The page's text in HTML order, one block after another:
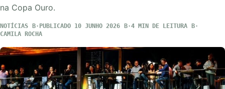
na Copa Ouro.
NOTÍCIAS PUBLICADO 10 JUNHO 2026
4 MIN DE LEITURA
CAMILA ROCHA